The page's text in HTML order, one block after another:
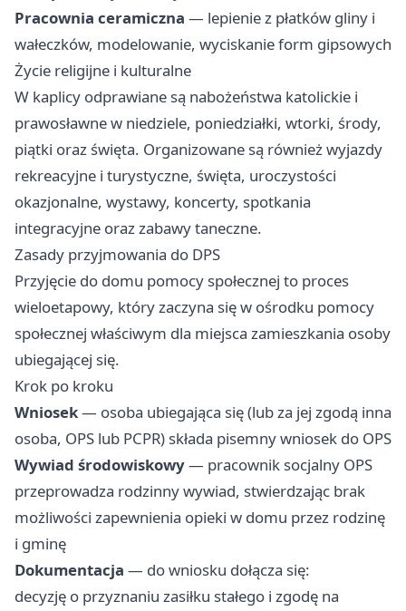
Pracownia ceramiczna — lepienie z płatków gliny i
wałeczków, modelowanie, wyciskanie form gipsowych
Życie religijne i kulturalne
W kaplicy odprawiane są nabożeństwa katolickie i
prawosławne w niedziele, poniedziałki, wtorki, środy,
piątki oraz święta. Organizowane są również wyjazdy
rekreacyjne i turystyczne, święta, uroczystości
okazjonalne, wystawy, koncerty, spotkania
integracyjne oraz zabawy taneczne.
Zasady przyjmowania do DPS
Przyjęcie do domu pomocy społecznej to proces
wieloetapowy, który zaczyna się w ośrodku pomocy
społecznej właściwym dla miejsca zamieszkania osoby
ubiegającej się.
Krok po kroku
Wniosek— osoba ubiegająca się (lub za jej zgodą inna
osoba, OPS lub PCPR) składa pisemny wniosek do OPS
Wywiad środowiskowy— pracownik socjalny OPS
przeprowadza rodzinny wywiad, stwierdzając brak
możliwości zapewnienia opieki w domu przez rodzinę
i gminę
Dokumentacja — do wniosku dołącza się:
decyzję o przyznaniu zasiłku stałego i zgodę na